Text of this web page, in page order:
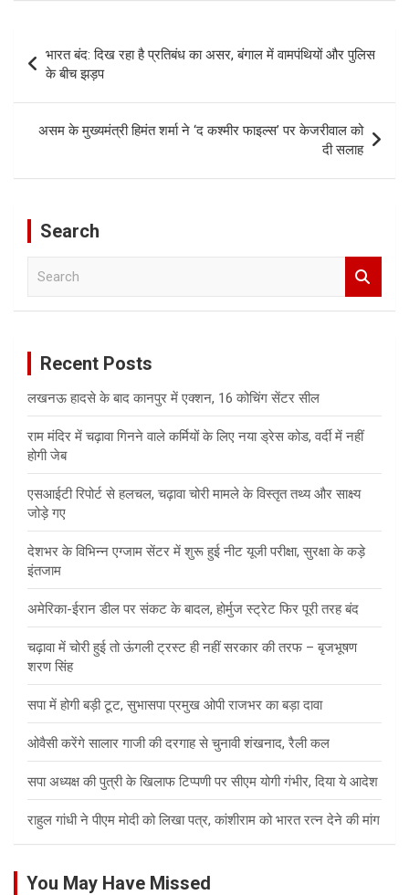
navigation
भारत बंद: दिख रहा है प्रतिबंध का असर, बंगाल में वामपंथियों और पुलिस
के बीच झड़प
असम के मुख्यमंत्री हिमंत शर्मा ने ‘द कश्मीर फाइल्स’ पर केजरीवाल को
दी सलाह
Search
Recent Posts
लखनऊ हादसे के बाद कानपुर में एक्शन, 16 कोचिंग सेंटर सील
राम मंदिर में चढ़ावा गिनने वाले कर्मियों के लिए नया ड्रेस कोड, वर्दी में नहीं
होगी जेब
एसआईटी रिपोर्ट से हलचल, चढ़ावा चोरी मामले के विस्तृत तथ्य और साक्ष्य
जोड़े गए
देशभर के विभिन्न एग्जाम सेंटर में शुरू हुई नीट यूजी परीक्षा, सुरक्षा के कड़े
इंतजाम
अमेरिका-ईरान डील पर संकट के बादल, होर्मुज स्ट्रेट फिर पूरी तरह बंद
चढ़ावा में चोरी हुई तो ऊंगली ट्रस्ट ही नहीं सरकार की तरफ – बृजभूषण
शरण सिंह
सपा में होगी बड़ी टूट, सुभासपा प्रमुख ओपी राजभर का बड़ा दावा
ओवैसी करेंगे सालार गाजी की दरगाह से चुनावी शंखनाद, रैली कल
सपा अध्यक्ष की पुत्री के खिलाफ टिप्पणी पर सीएम योगी गंभीर, दिया ये आदेश
राहुल गांधी ने पीएम मोदी को लिखा पत्र, कांशीराम को भारत रत्न देने की मांग
You May Have Missed